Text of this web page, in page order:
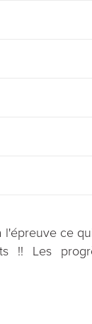
l'épreuve ce
!! Les